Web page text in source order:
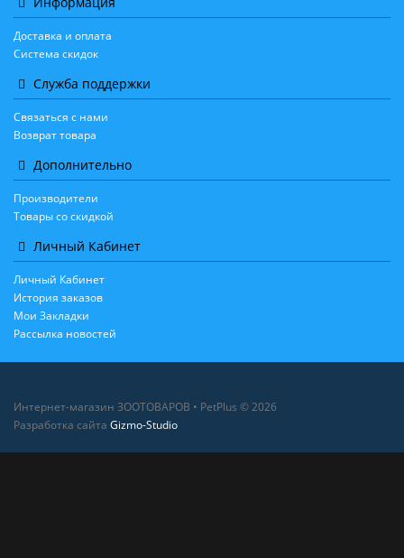
Доставка и оплата
Система скидок
Служба поддержки
Связаться с нами
Возврат товара
Дополнительно
Производители
Товары со скидкой
Личный Кабинет
Личный Кабинет
История заказов
Мои Закладки
Рассылка новостей
Интернет-магазин ЗООТОВАРОВ • PetPlus © 2026
Разработка сайта Gizmo-Studio